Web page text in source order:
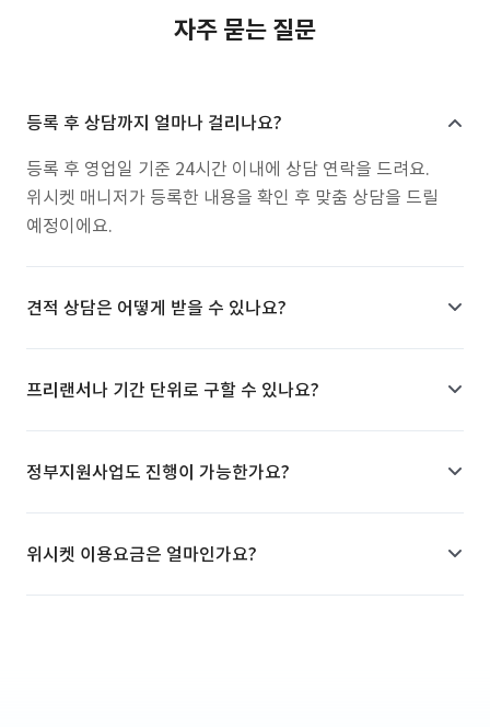
자주 묻는 질문
등록 후 상담까지 얼마나 걸리나요?
등록 후 영업일 기준 24시간 이내에 상담 연락을 드려요.
위시켓 매니저가 등록한 내용을 확인 후 맞춤 상담을 드릴
예정이에요.
견적 상담은 어떻게 받을 수 있나요?
프리랜서나 기간 단위로 구할 수 있나요?
정부지원사업도 진행이 가능한가요?
위시켓 이용요금은 얼마인가요?